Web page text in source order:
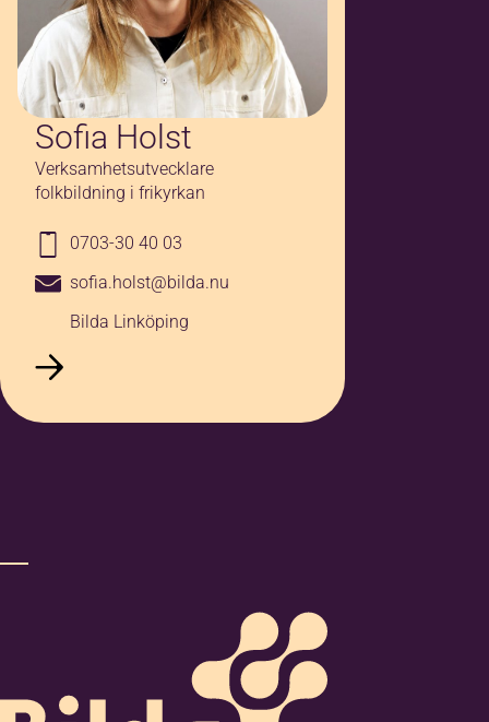
Sofia Holst
Verksamhetsutvecklare
folkbildning i frikyrkan
0703-30 40 03
sofia.holst@bilda.nu
Bilda Linköping